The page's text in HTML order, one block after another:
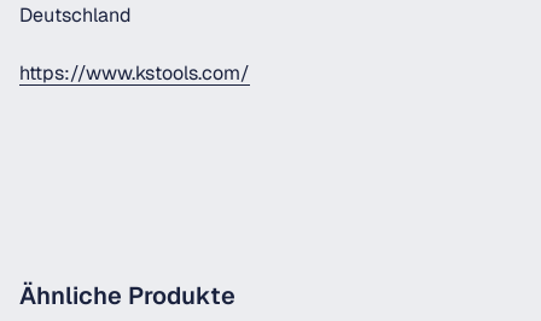
Deutschland
https://www.kstools.com/
Ähnliche Produkte